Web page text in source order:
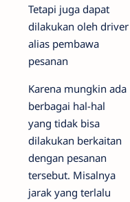
Tetapi juga dapat
dilakukan oleh driver
alias pembawa
pesanan
Karena mungkin ada
berbagai hal-hal
yang tidak bisa
dilakukan berkaitan
dengan pesanan
tersebut. Misalnya
jarak yang terlalu